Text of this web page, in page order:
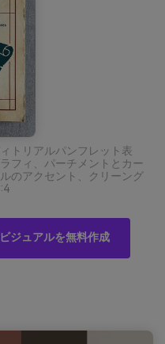
トリアルパンフレット表
フィ、パーチメントとカー
のアクセント、クリーング
ジュアルを無料作成